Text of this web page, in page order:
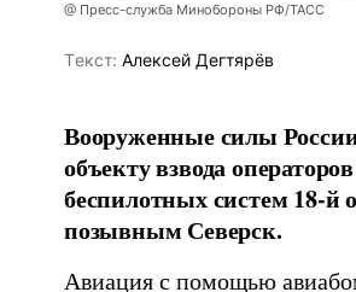
@ Пресс-служба Минобороны РФ/ТАСС
Tекст: Алексей Дегтярёв
Вооруженные силы
объекту взвода
беспилотных систем 18-
позывным Северск.
Авиация с помощью